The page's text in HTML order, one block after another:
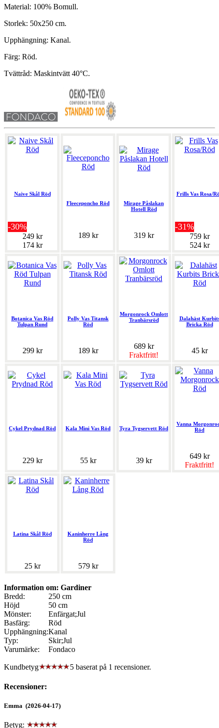
Material: 100% Bomull.
Storlek: 50x250 cm.
Upphängning: Kanal.
Färg: Röd.
Tvättråd: Maskintvätt 40°C.
Naive Skål Röd
-30%
249 kr
174 kr
Fleeceponcho Röd
189 kr
Mirage Påslakan
Hotell Röd
319 kr
Frills Vas Rosa/
-31%
759 kr
524 kr
Botanica Vas Röd
Tulpan Rund
299 kr
Polly Vas Titansk
Röd
189 kr
Morgonrock Omlott
Tranbärsröd
689 kr
Fraktfritt!
Dalahäst
Bricka Röd
45 kr
Cykel Prydnad Röd
229 kr
Kala Mini Vas Röd
55 kr
Tyra Tygservett Röd
39 kr
Vanna
Röd
649 kr
Fraktfritt!
Latina Skål Röd
25 kr
Kaninherre Lång
Röd
579 kr
Information om: Gardiner
Bredd:
250 cm
Höjd
50 cm
Mönster:
Enfärgat;Jul
Basfärg:
Röd
Upphängning:Kanal
Typ:
Skir;Jul
Varumärke:
Fondaco
Kundbetyg 5 baserat på 1 recensioner.
Recensioner:
Emma (2026-04-17)
Betyg: